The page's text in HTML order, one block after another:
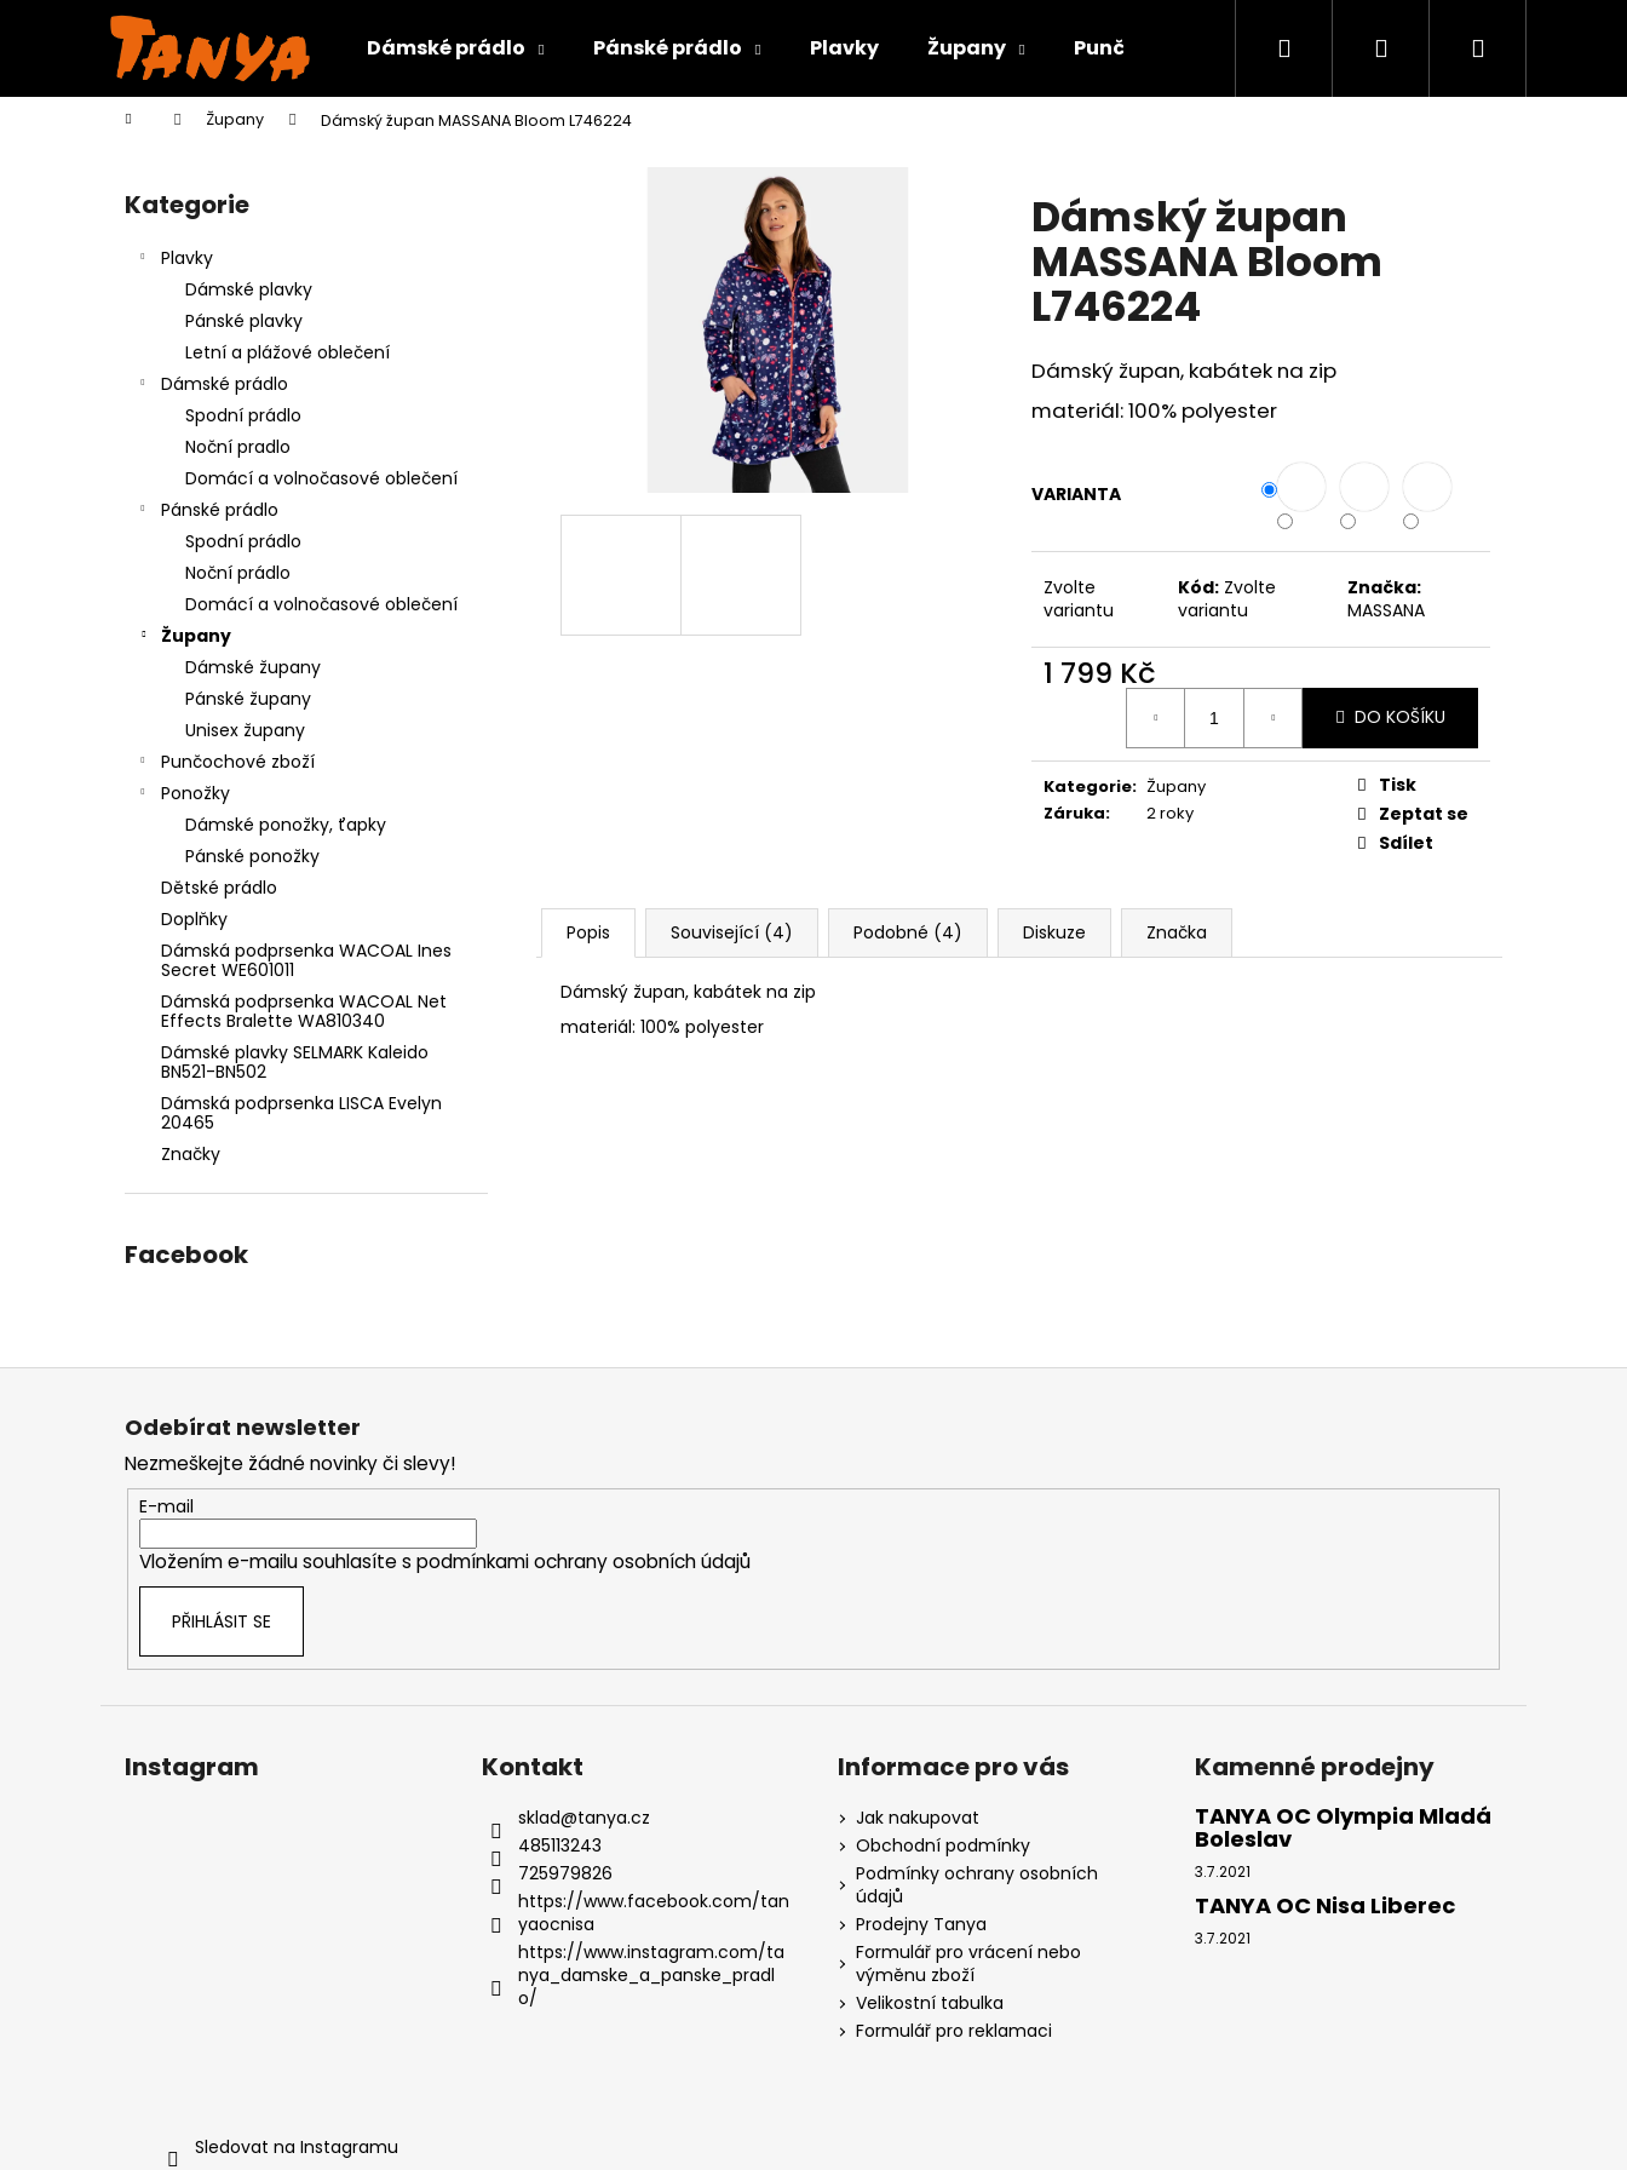
Dámské prádlo Pánské prádlo Plavky Župany Punčochové zboží Ponožky Dětské prádlo
Hledat PřihlášeníNákupní
Domů Župany Dámský župan MASSANA Bloom L746224
Přeskočit
kategorie
Kategorie
Plavky
Dámské plavky
Pánské plavky
Letní a plážové oblečení
Dámské prádlo
Spodní prádlo
Noční pradlo
Domácí a volnočasové oblečení
Pánské prádlo
Spodní prádlo
Noční prádlo
Domácí a volnočasové oblečení
Župany
Dámské župany
Pánské župany
Unisex župany
Punčochové zboží
Ponožky
Dámské ponožky, ťapky
Pánské ponožky
Dětské prádlo
Doplňky
Dámská podprsenka WACOAL Ines
Secret WE601011
Dámská podprsenka WACOAL Net
Effects Bralette WA810340
Dámské plavky SELMARK Kaleido
BN521-BN502
Dámská podprsenka LISCA Evelyn
20465
Značky
Facebook
Dámský župan
MASSANA Bloom
L746224
Dámský župan, kabátek na zip
materiál: 100% polyester
VARIANTA
Zvolte
variantu
Kód: Zvolte
variantu
Značka:
MASSANA
1 799 Kč
DO KOŠÍKU
Kategorie: Župany
Záruka: 2 roky
Tisk
Zeptat se
Sdílet
Popis Související (4) Podobné (4) Diskuze Značka
Dámský župan, kabátek na zip
materiál: 100% polyester
í
Zpět
do
Zpět
do
Co potřebujete najít?
Doporučujeme
Z
Odebírat newsletter
Nezmeškejte žádné novinky či slevy!
E-mail
Vložením e-mailu souhlasíte s podmínkami ochrany osobních údajů
PŘIHLÁSIT SE
Instagram
Sledovat na Instagramu
Kontakt
sklad@tanya.cz
485113243
725979826
https://www.facebook.com/tan
yaocnisa
https://www.instagram.com/ta
nya_damske_a_panske_pradl
o/
Informace pro vás
Jak nakupovat
Obchodní podmínky
Podmínky ochrany osobních
údajů
Prodejny Tanya
Formulář pro vrácení nebo
výměnu zboží
Velikostní tabulka
Formulář pro reklamaci
Kamenné prodejny
TANYA OC Olympia Mladá
Boleslav
3.7.2021
TANYA OC Nisa Liberec
3.7.2021